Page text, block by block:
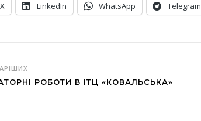
X LinkedIn WhatsApp Telegram
РОБОТИ В ІТЦ «КОВАЛЬСЬКА»